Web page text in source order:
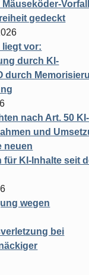
gedeckt
liegt vor:
durch KI-
durch
nach Art. 50
und
neuen
KI-Inhalte seit
wegen
bei